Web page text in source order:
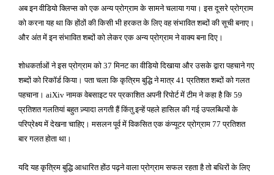
अब इन वीडियो क्लिप्स को एक अन्य प्रोग्राम के सामने चलाया गया। इस दूसरे प्रोग्राम
को करना यह था कि होंठों की किसी भी हरकत के लिए वह संभावित शब्दों की सूची बनाए।
और अंत में इन संभावित शब्दों को लेकर एक अन्य प्रोग्राम ने वाक्य बना दिए।
शोधकर्ताओं ने इस प्रोग्राम को 37मिनट का वीडियो दिखाया और उसके द्वारा पहचाने गए
शब्दों को रिकॉर्ड किया। पता चला कि कृत्रिम बुद्धि ने मात्र 41प्रतिशत शब्दों को गलत
पहचाना। aiXivनामक वेबसाइट पर प्रकाशित अपनी रिपोर्ट में टीम ने कहा है कि 59
प्रतिशत गलतियां बहुत ज़्यादा लगती हैं किंतु इन्हें पहले हासिल की गई उपलब्धियों के
परिप्रेक्ष्य में देखना चाहिए। मसलन पूर्व में विकसित एक कंप्यूटर प्रोग्राम 77प्रतिशत
बार गलत होता था।
यदि यह कृत्रिम बुद्धि आधारित होंठ पढ़ने वाला प्रोग्राम सफल रहता है तो बधिरों के लिए